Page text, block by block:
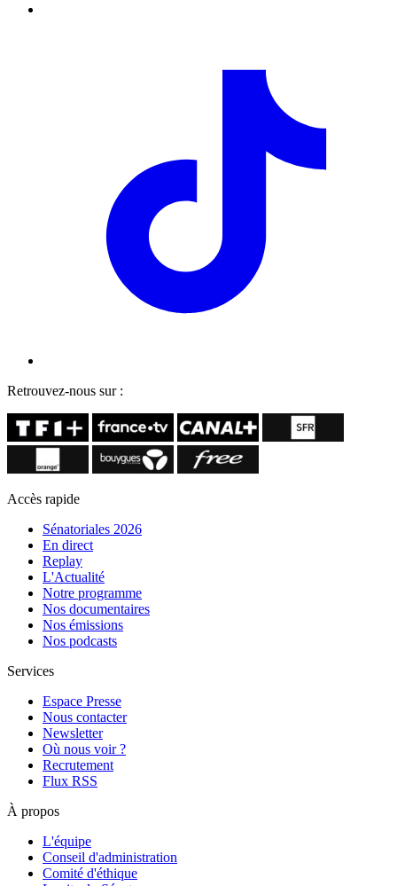
Retrouvez-nous sur :
Accès rapide
Sénatoriales 2026
En direct
Replay
L'Actualité
Notre programme
Nos documentaires
Nos émissions
Nos podcasts
Services
Espace Presse
Nous contacter
Newsletter
Où nous voir ?
Recrutement
Flux RSS
À propos
L'équipe
Conseil d'administration
Comité d'éthique